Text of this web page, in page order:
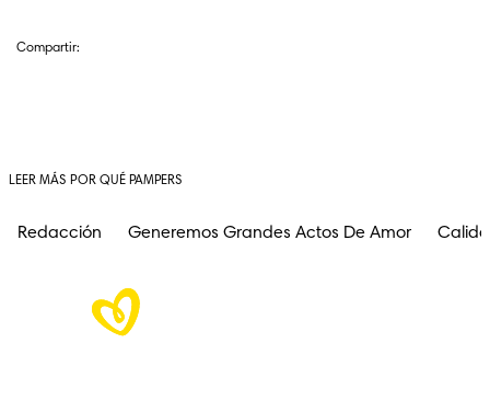
Compartir:
LEER MÁS POR QUÉ PAMPERS
Redacción Generemos Grandes Actos De Amor